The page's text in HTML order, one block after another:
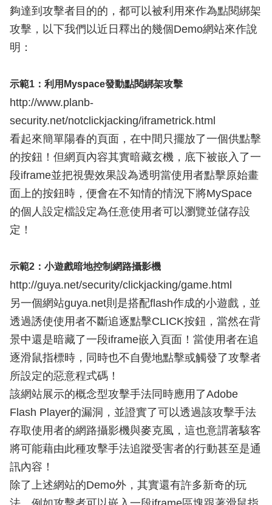
夠達到攻擊者目的的，都可以被利用來作為點閱綁架
攻擊，以下我們以近日釋出的幾個Demo網站來作說
明：
示範1：利用Myspace發動點閱綁架攻擊
http://www.planb-
security.net/notclickjacking/iframetrick.html
看起來簡單陽春的頁面，在中間只擺放了一個供點擊
的按鈕！但網頁內容其實暗藏玄機，底下被嵌入了一
段iframe並把視覺效果設為透明當使用者點擊原始畫
面上的按鈕時，便會在不知情的情況下將MySpace
的個人設定檔設定為任意使用者可以瀏覽並儲存設
定！
示範2：小遊戲暗地控制網路攝影機
http://guya.net/security/clickjacking/game.html
另一個網站guya.net則是搭配flash作成的小遊戲，並
透過誘使使用者不斷追逐點擊CLICK按鈕，當然在背
景中還是暗藏了一段iframe嵌入頁面！當使用者在追
逐滑鼠指標時，同時也不自覺地點擊或觸發了攻擊者
所設定的惡意程式碼！
該網站展示的概念型攻擊手法同時應用了Adobe
Flash Player的漏洞，並證實了可以透過該攻擊手法
存取使用者的網路攝影機與麥克風，這也意謂著駭客
將可能藉由此種攻擊手法追蹤受害者的行動甚至是通
訊內容！
除了上述網站的Demo外，其實還有許多新奇的玩